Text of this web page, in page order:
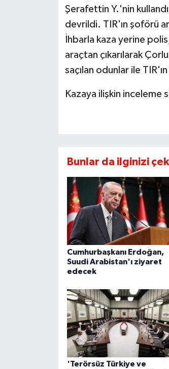
Şerafettin Y.'nin
devrildi. TIR'ın şoförü
İhbarla kaza yerine
araçtan çıkarılarak
saçılan odunlar ile TIR'ın
Kazaya ilişkin inceleme
Bunlar da ilginizi
Cumhurbaşkanı Erdoğan,
Suudi Arabistan'ı ziyaret
edecek
'Terörsüz Türkiye ve